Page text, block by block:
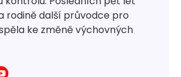
rodině další průvodce pro
ke změně výchovných